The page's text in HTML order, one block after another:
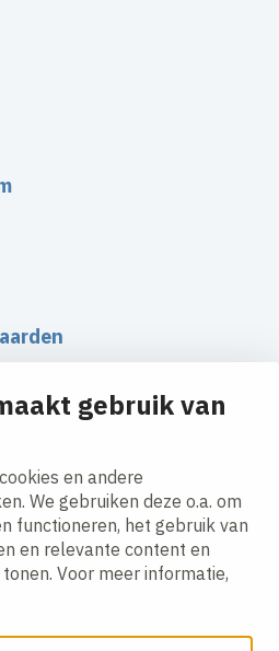
gebruik van
en andere
We gebruiken deze o.a. om
functioneren, het gebruik van
en relevante content en
Voor meer informatie,